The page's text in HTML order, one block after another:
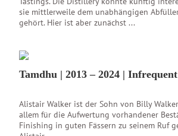
sie mittlerweile dem unabhängigen
gehört. Hier ist aber zunächst ...
Tamdhu | 2013 – 2024 |
Alistair Walker ist der Sohn von Billy
allem für die Aufwertung vorhandener
Finishing in guten Fässern zu seinem Ruf